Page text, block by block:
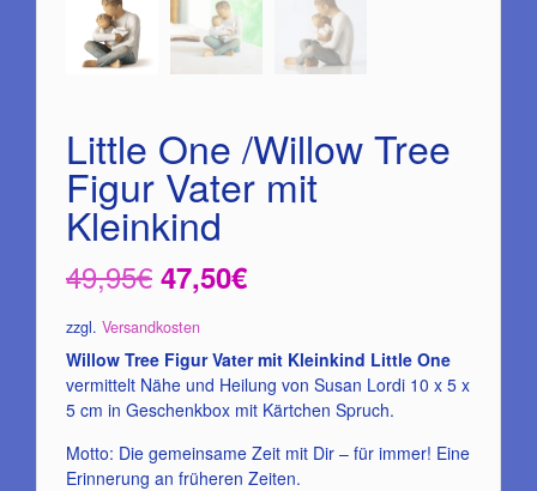
Little One /Willow Tree
Figur Vater mit
Kleinkind
49,95€ Ursprünglicher
Preis
war:
49,95€
47,50€Aktueller
ist:
47,50€.
zzgl. Versandkosten
Willow Tree Figur Vater mit Kleinkind Little One
vermittelt Nähe und Heilung von Susan Lordi 10 x 5 x
5 cm in Geschenkbox mit Kärtchen Spruch.
Motto: Die gemeinsame Zeit mit Dir – für immer! Eine
Erinnerung an früheren Zeiten.